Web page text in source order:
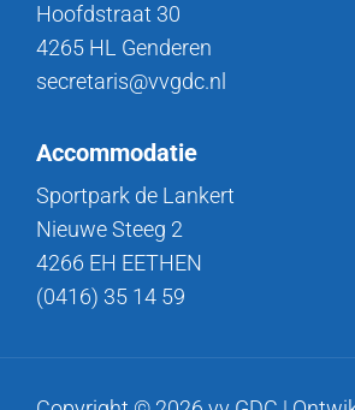
Hoofdstraat 30
4265 HL Genderen
secretaris@vvgdc.nl
Accommodatie
Sportpark de Lankert
Nieuwe Steeg 2
4266 EH EETHEN
(0416) 35 14 59